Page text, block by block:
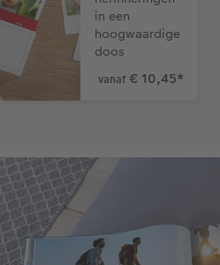
in een
hoogwaardige
doos
vanaf € 10,45*